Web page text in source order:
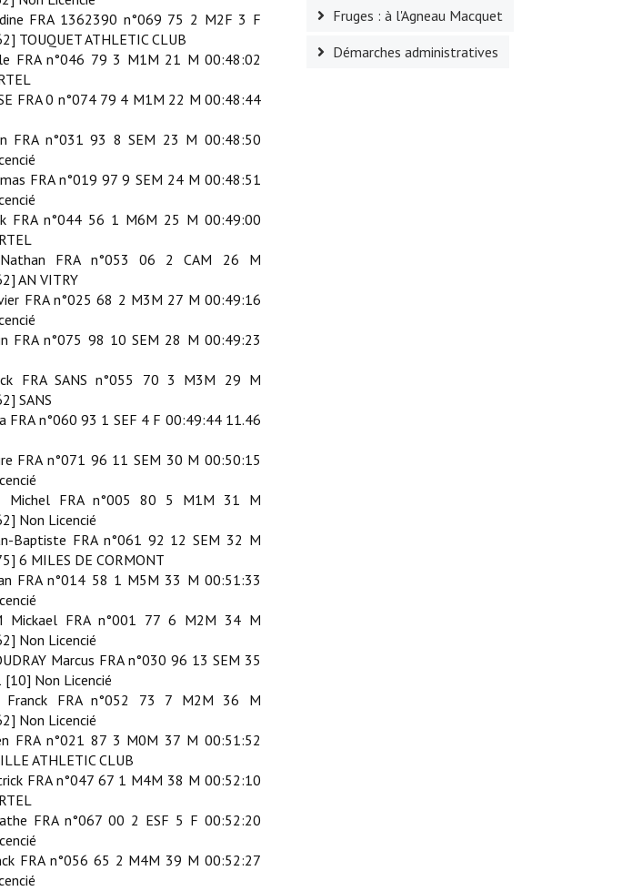
FRA 1362390 n°069 75 2 M2F 3 F
TOUQUET ATHLETIC CLUB
FRA n°046 79 3 M1M 21 M 00:48:02
FRA 0 n°074 79 4 M1M 22 M 00:48:44
FRA n°031 93 8 SEM 23 M 00:48:50
FRA n°019 97 9 SEM 24 M 00:48:51
FRA n°044 56 1 M6M 25 M 00:49:00
Nathan FRA n°053 06 2 CAM 26 M
AN VITRY
FRA n°025 68 2 M3M 27 M 00:49:16
FRA n°075 98 10 SEM 28 M 00:49:23
FRA SANS n°055 70 3 M3M 29 M
SANS
FRA n°060 93 1 SEF 4 F 00:49:44 11.46
FRA n°071 96 11 SEM 30 M 00:50:15
Michel FRA n°005 80 5 M1M 31 M
Non Licencié
Baptiste FRA n°061 92 12 SEM 32 M
6 MILES DE CORMONT
FRA n°014 58 1 M5M 33 M 00:51:33
Mickael FRA n°001 77 6 M2M 34 M
Non Licencié
Marcus FRA n°030 96 13 SEM 35
Non Licencié
Franck FRA n°052 73 7 M2M 36 M
Non Licencié
FRA n°021 87 3 M0M 37 M 00:51:52
ATHLETIC CLUB
FRA n°047 67 1 M4M 38 M 00:52:10
FRA n°067 00 2 ESF 5 F 00:52:20
FRA n°056 65 2 M4M 39 M 00:52:27
Fruges : à l'Agneau Macquet
Démarches administratives